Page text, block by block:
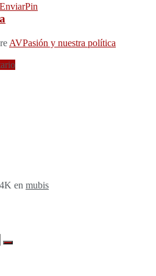
EnviarPin
AVPasión y nuestra política
en mubis